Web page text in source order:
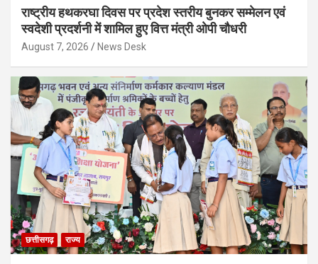
राष्ट्रीय हथकरघा दिवस पर प्रदेश स्तरीय बुनकर सम्मेलन एवं
स्वदेशी प्रदर्शनी में शामिल हुए वित्त मंत्री ओपी चौधरी
August 7, 2026 News Desk
छत्तीसगढ़ राज्य